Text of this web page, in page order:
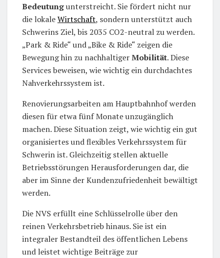
Bedeutungunterstreicht. Sie fördert nicht nur
die lokaleWirtschaft, sondern unterstützt auch
Schwerins Ziel, bis 2035 CO2-neutral zu werden.
„Park & Ride“ und „Bike & Ride“ zeigen die
Bewegung hin zu nachhaltigerMobilität. Diese
Services beweisen, wie wichtig ein durchdachtes
Nahverkehrssystem ist.
Renovierungsarbeiten am Hauptbahnhof werden
diesen für etwa fünf Monate unzugänglich
machen. Diese Situation zeigt, wie wichtig ein gut
organisiertes und flexibles Verkehrssystem für
Schwerin ist. Gleichzeitig stellen aktuelle
Betriebsstörungen Herausforderungen dar, die
aber im Sinne der Kundenzufriedenheit bewältigt
werden.
Die NVS erfüllt eine Schlüsselrolle über den
reinen Verkehrsbetrieb hinaus. Sie ist ein
integraler Bestandteil des öffentlichen Lebens
und leistet wichtige Beiträge zur